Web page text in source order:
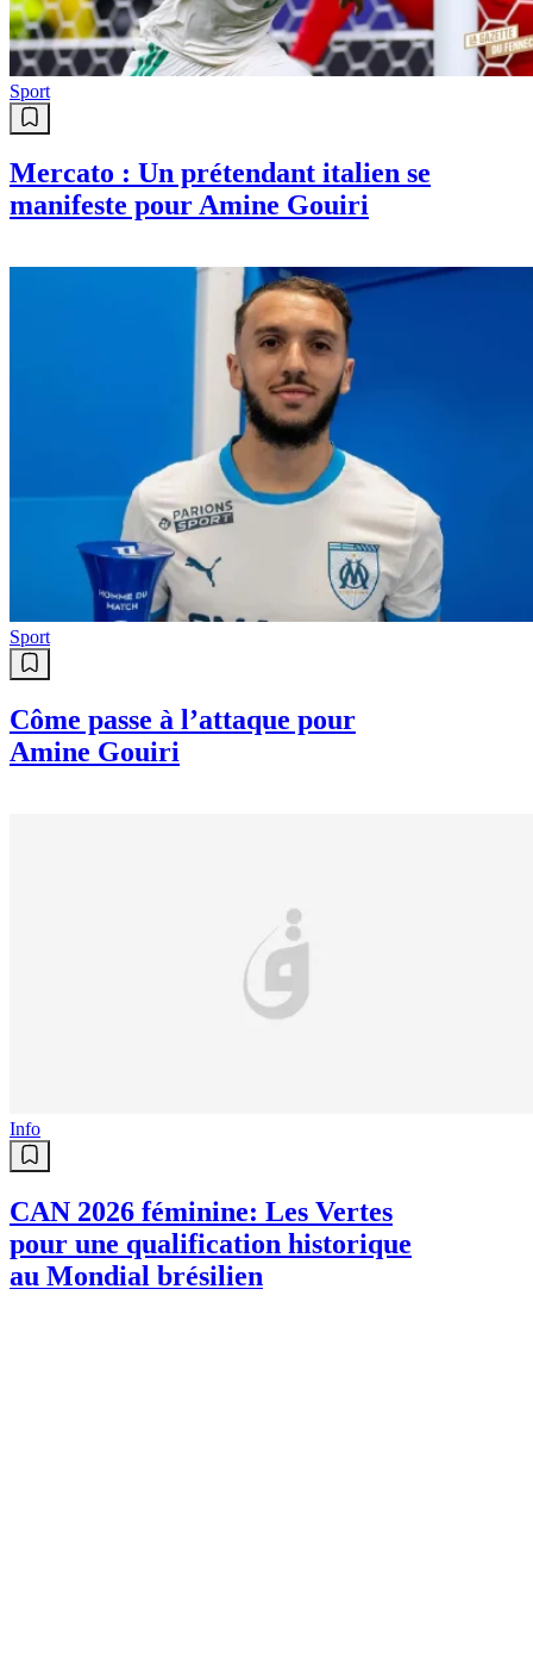
Sport
Mercato : Un prétendant italien se
manifeste pour Amine Gouiri
Sport
Côme passe à l’attaque pour
Amine Gouiri
Info
CAN 2026 féminine: Les Vertes
pour une qualification historique
au Mondial brésilien